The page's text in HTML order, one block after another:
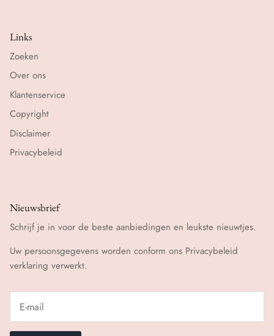
Links
Zoeken
Over ons
Klantenservice
Copyright
Disclaimer
Privacybeleid
Nieuwsbrief
Schrijf je in voor de beste aanbiedingen en leukste nieuwtjes.
Uw persoonsgegevens worden conform ons Privacybeleid
verklaring verwerkt.